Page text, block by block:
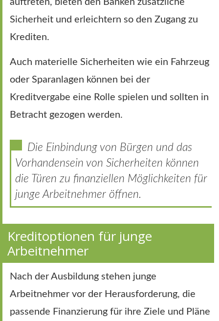
Sicherheit und erleichtern so den Zugang zu
Krediten.
Auch materielle Sicherheiten wie ein Fahrzeug
oder Sparanlagen können bei der
Kreditvergabe eine Rolle spielen und sollten in
Betracht gezogen werden.
Die Einbindung von Bürgen und das
Vorhandensein von Sicherheiten können
die Türen zu finanziellen Möglichkeiten für
junge Arbeitnehmer öffnen.
Kreditoptionen für junge
Arbeitnehmer
Nach der Ausbildung stehen junge
Arbeitnehmer vor der Herausforderung, die
passende Finanzierung für ihre Ziele und Pläne